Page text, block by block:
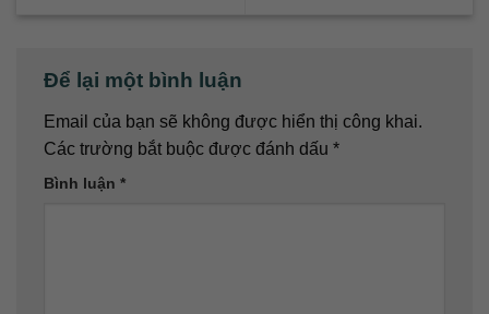
Để lại một bình luận
Email của bạn sẽ không được hiển thị công khai.
Các trường bắt buộc được đánh dấu *
Bình luận *